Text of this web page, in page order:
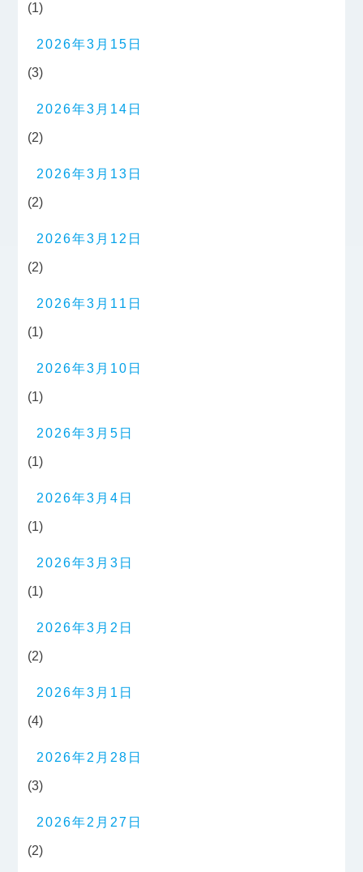
(1)
2026年3月15日
(3)
2026年3月14日
(2)
2026年3月13日
(2)
2026年3月12日
(2)
2026年3月11日
(1)
2026年3月10日
(1)
2026年3月5日
(1)
2026年3月4日
(1)
2026年3月3日
(1)
2026年3月2日
(2)
2026年3月1日
(4)
2026年2月28日
(3)
2026年2月27日
(2)